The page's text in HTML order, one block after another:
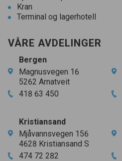
Kran
Terminal og lagerhotell
VÅRE AVDELINGER
Bergen
Magnusvegen 16
5262 Arnatveit
418 63 450
Kristiansand
Mjåvannsvegen 156
4628 Kristiansand S
474 72 282